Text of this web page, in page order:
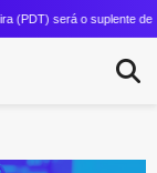
após criação de
ex-prefeita de Magé
(PDT) será o suplente de